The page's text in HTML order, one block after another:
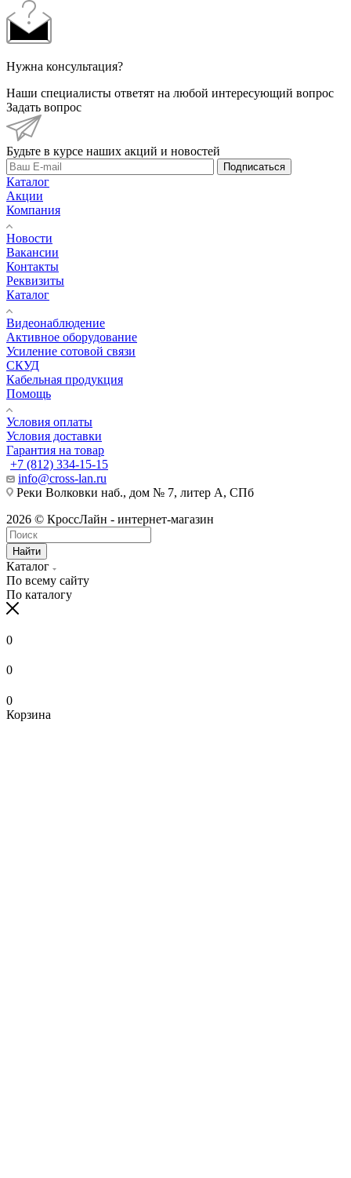
Нужна консультация?
Наши специалисты ответят на любой интересующий вопрос
Задать вопрос
Будьте в курсе наших акций и новостей
Подписаться
Каталог
Акции
Компания
Новости
Вакансии
Контакты
Реквизиты
Каталог
Видеонаблюдение
Активное оборудование
Усиление сотовой связи
СКУД
Кабельная продукция
Помощь
Условия оплаты
Условия доставки
Гарантия на товар
+7 (812) 334-15-15
info@cross-lan.ru
Реки Волковки наб., дом № 7, литер А, СПб
2026 © КроссЛайн - интернет-магазин
Найти
Каталог
По всему сайту
По каталогу
0
0
0
Корзина